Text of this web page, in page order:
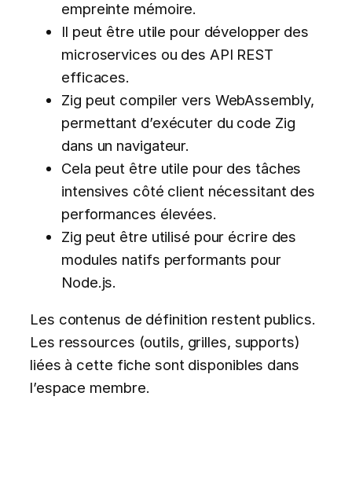
empreinte mémoire.
Il peut être utile pour développer des
microservices ou des API REST
efficaces.
Zig peut compiler vers WebAssembly,
permettant d’exécuter du code Zig
dans un navigateur.
Cela peut être utile pour des tâches
intensives côté client nécessitant des
performances élevées.
Zig peut être utilisé pour écrire des
modules natifs performants pour
Node.js.
Les contenus de définition restent publics.
Les ressources (outils, grilles, supports)
liées à cette fiche sont disponibles dans
l’espace membre.